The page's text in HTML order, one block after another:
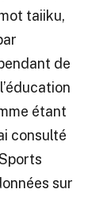
taiiku,
de
étant
consulté
sur